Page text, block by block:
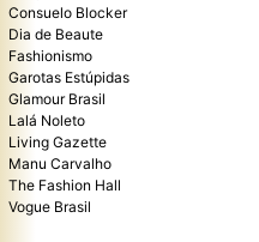
Consuelo Blocker
Dia de Beaute
Fashionismo
Garotas Estúpidas
Glamour Brasil
Lalá Noleto
Living Gazette
Manu Carvalho
The Fashion Hall
Vogue Brasil